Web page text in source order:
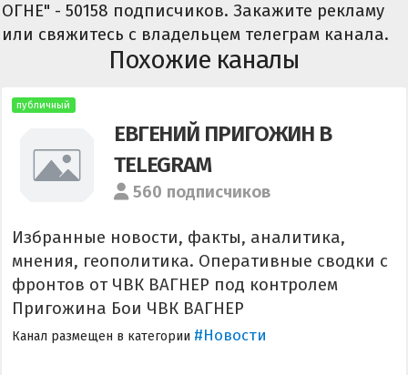
ОГНЕ" - 50158 подписчиков. Закажите рекламу
или свяжитесь с владельцем телеграм канала.
Похожие каналы
публичный
ЕВГЕНИЙ ПРИГОЖИН В
TELEGRAM
560 подписчиков
Избранные новости, факты, аналитика,
мнения, геополитика. Оперативные сводки с
фронтов от ЧВК ВАГНЕР под контролем
Пригожина Бои ЧВК ВАГНЕР
Канал размещен в категории #Новости